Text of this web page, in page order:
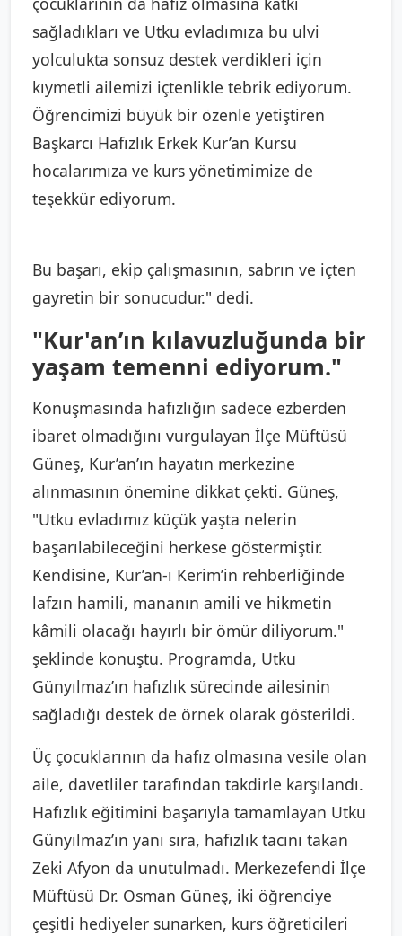
sağladıkları ve Utku evladımıza bu ulvi
yolculukta sonsuz destek verdikleri için
kıymetli ailemizi içtenlikle tebrik ediyorum.
Öğrencimizi büyük bir özenle yetiştiren
Başkarcı Hafızlık Erkek Kur’an Kursu
hocalarımıza ve kurs yönetimimize de
teşekkür ediyorum.
Bu başarı, ekip çalışmasının, sabrın ve içten
gayretin bir sonucudur." dedi.
"Kur'an’ın kılavuzluğunda bir
yaşam temenni ediyorum."
Konuşmasında hafızlığın sadece ezberden
ibaret olmadığını vurgulayan İlçe Müftüsü
Güneş, Kur’an’ın hayatın merkezine
alınmasının önemine dikkat çekti. Güneş,
"Utku evladımız küçük yaşta nelerin
başarılabileceğini herkese göstermiştir.
Kendisine, Kur’an-ı Kerim’in rehberliğinde
lafzın hamili, mananın amili ve hikmetin
kâmili olacağı hayırlı bir ömür diliyorum."
şeklinde konuştu. Programda, Utku
Günyılmaz’ın hafızlık sürecinde ailesinin
sağladığı destek de örnek olarak gösterildi.
Üç çocuklarının da hafız olmasına vesile olan
aile, davetliler tarafından takdirle karşılandı.
Hafızlık eğitimini başarıyla tamamlayan Utku
Günyılmaz’ın yanı sıra, hafızlık tacını takan
Zeki Afyon da unutulmadı. Merkezefendi İlçe
Müftüsü Dr. Osman Güneş, iki öğrenciye
çeşitli hediyeler sunarken, kurs öğreticileri